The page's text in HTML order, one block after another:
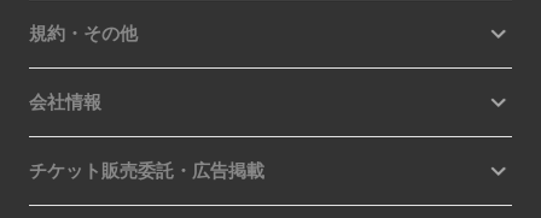
規約・その他
会社情報
チケット販売委託・広告掲載